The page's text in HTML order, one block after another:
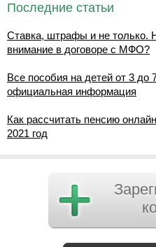
Последние статьи
Ставка, штрафы и не только.
внимание в договоре с МФО?
Все пособия на детей от 3 до
официальная информация
Как рассчитать пенсию
2021 год